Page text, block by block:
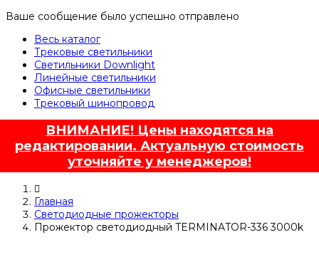
Ваше сообщение было успешно отправлено
Весь каталог
Трековые светильники
Светильники Downlight
Линейные светильники
Офисные светильники
Трековый шинопровод
ВНИМАНИЕ! Цены находятся на
редактировании. Актуальную стоимость
уточняйте у менеджеров!
Главная
Светодиодные прожекторы
Прожектор светодиодный TERMINATOR-336 3000k